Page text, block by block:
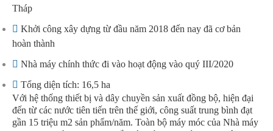
Tháp
Khởi công xây dựng từ đầu năm 2018 đến nay đã cơ bản
hoàn thành
Nhà máy chính thức đi vào hoạt động vào quý III/2020
Tổng diện tích: 16,5 ha
Với hệ thống thiết bị và dây chuyền sản xuất đồng bộ, hiện đại
đến từ các nước tiên tiến trên thế giới, công suất trung bình đạt
gần 15 triệu m2 sản phẩm/năm. Toàn bộ máy móc của Nhà máy